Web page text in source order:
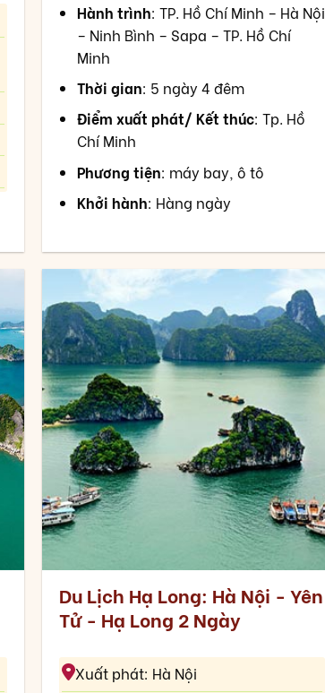
Hành trình: TP. Hồ Chí Minh – Hà Nội
– Ninh Bình – Sapa – TP. Hồ Chí
Minh
Thời gian: 5 ngày 4 đêm
Điểm xuất phát/ Kết thúc: Tp. Hồ
Chí Minh
Phương tiện: máy bay, ô tô
Khởi hành: Hàng ngày
Du Lịch Hạ Long: Hà Nội - Yên
Tử - Hạ Long 2 Ngày
Xuất phát: Hà Nội